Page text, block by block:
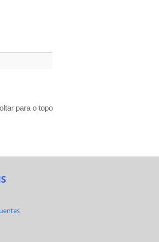
para o topo